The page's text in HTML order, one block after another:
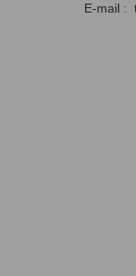
E-mail :